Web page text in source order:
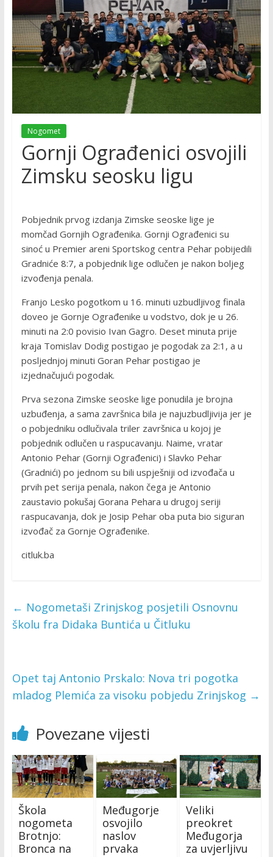
Nogomet
Gornji Ograđenici osvojili
Zimsku seosku ligu
Pobjednik prvog izdanja Zimske seoske lige je
momčad Gornjih Ograđenika. Gornji Ograđenici su
sinoć u Premier areni Sportskog centra Pehar pobijedili
Gradniće 8:7, a pobjednik lige odlučen je nakon boljeg
izvođenja penala.
Franjo Lesko pogotkom u 16. minuti uzbudljivog finala
doveo je Gornje Ograđenike u vodstvo, dok je u 26.
minuti na 2:0 povisio Ivan Gagro. Deset minuta prije
kraja Tomislav Dodig postigao je pogodak za 2:1, a u
posljednjoj minuti Goran Pehar postigao je
izjednačujući pogodak.
Prva sezona Zimske seoske lige ponudila je brojna
uzbuđenja, a sama završnica bila je najuzbudljivija jer je
o pobjedniku odlučivala triler završnica u kojoj je
pobjednik odlučen u raspucavanju. Naime, vratar
Antonio Pehar (Gornji Ograđenici) i Slavko Pehar
(Gradnići) po jednom su bili uspješniji od izvođača u
prvih pet serija penala, nakon čega je Antonio
zaustavio pokušaj Gorana Pehara u drugoj seriji
raspucavanja, dok je Josip Pehar oba puta bio siguran
izvođač za Gornje Ograđenike.
citluk.ba
← Nogometaši Zrinjskog posjetili Osnovnu
školu fra Didaka Buntića u Čitluku
Opet taj Antonio Prskalo: Nova tri pogotka
mladog Plemića za visoku pobjedu Zrinjskog →
Povezane vijesti
Škola
nogometa
Brotnjo:
Bronca na
Međugorje
osvojilo
naslov
prvaka
Veliki
preokret
Međugorja
za uvjerljivu